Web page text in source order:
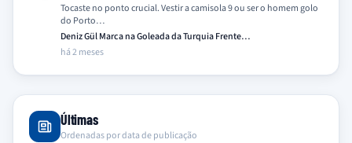
Tocaste no ponto crucial. Vestir a camisola 9 ou ser o homem golo
do Porto…
Deniz Gül Marca na Goleada da Turquia Frente…
há 2 meses
Últimas
Ordenadas por data de publicação